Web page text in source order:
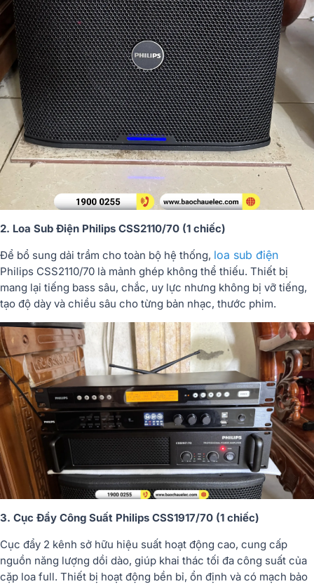
2. Loa Sub Điện Philips CSS2110/70 (1 chiếc)
Để bổ sung dải trầm cho toàn bộ hệ thống, loa sub điện
Philips CSS2110/70 là mảnh ghép không thể thiếu. Thiết bị
mang lại tiếng bass sâu, chắc, uy lực nhưng không bị vỡ tiếng,
tạo độ dày và chiều sâu cho từng bản nhạc, thước phim.
3. Cục Đẩy Công Suất Philips CSS1917/70 (1 chiếc)
Cục đẩy 2 kênh sở hữu hiệu suất hoạt động cao, cung cấp
nguồn năng lượng dồi dào, giúp khai thác tối đa công suất của
cặp loa full. Thiết bị hoạt động bền bỉ, ổn định và có mạch bảo